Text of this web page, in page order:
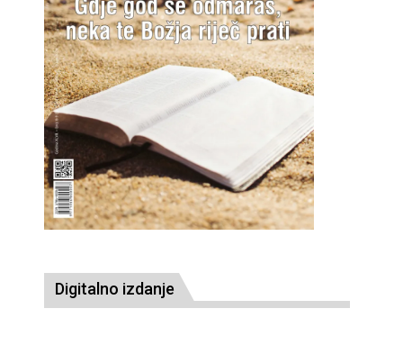
Digitalno izdanje